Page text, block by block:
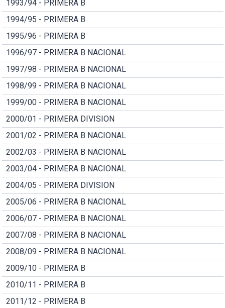
1993/94 - PRIMERA B
1994/95 - PRIMERA B
1995/96 - PRIMERA B
1996/97 - PRIMERA B NACIONAL
1997/98 - PRIMERA B NACIONAL
1998/99 - PRIMERA B NACIONAL
1999/00 - PRIMERA B NACIONAL
2000/01 - PRIMERA DIVISION
2001/02 - PRIMERA B NACIONAL
2002/03 - PRIMERA B NACIONAL
2003/04 - PRIMERA B NACIONAL
2004/05 - PRIMERA DIVISION
2005/06 - PRIMERA B NACIONAL
2006/07 - PRIMERA B NACIONAL
2007/08 - PRIMERA B NACIONAL
2008/09 - PRIMERA B NACIONAL
2009/10 - PRIMERA B
2010/11 - PRIMERA B
2011/12 - PRIMERA B